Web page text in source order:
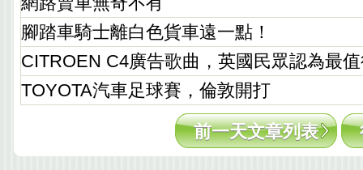
腳踏車騎士離白色貨車遠一點！
CITROEN C4廣告歌曲，英國民眾認為最
TOYOTA汽車足球賽，倫敦開打
前一天文章列表